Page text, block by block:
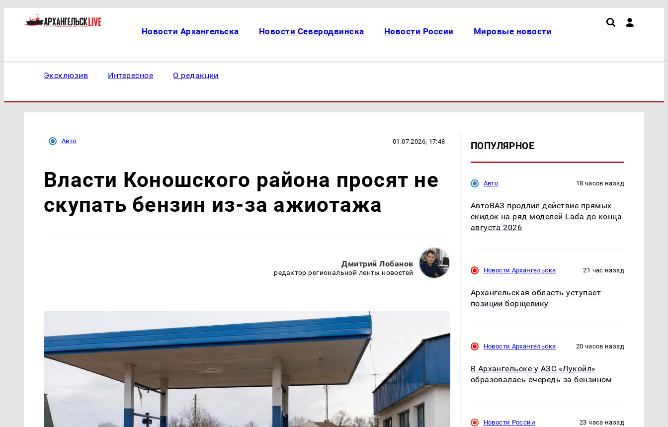
Новости Архангельска Новости Северодвинска Новости России Мировые новости
Эксклюзив Интересное О редакции
Авто 01.07.2026, 17:48
Власти Коношского района просят не
скупать бензин из-за ажиотажа
Дмитрий Лобанов
редактор региональной ленты новостей
ПОПУЛЯРНОЕ
Авто 18 часов назад
АвтоВАЗ продлил действие прямых
скидок на ряд моделей Lada до конца
августа 2026
Новости Архангельска 21 час назад
Архангельская область уступает
позиции борщевику
Новости Архангельска 20 часов назад
В Архангельске у АЗС «Лукойл»
образовалась очередь за бензином
Новости России 23 часа назад